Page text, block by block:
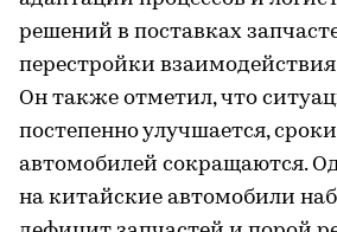
решений в поставках
перестройки
Он также отметил, что
постепенно улучшается,
автомобилей сокращаются.
на китайские автомобили